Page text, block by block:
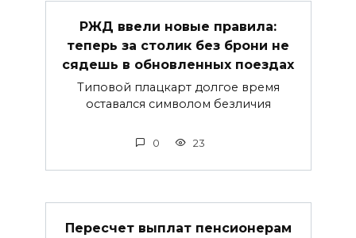
РЖД ввели новые правила:
теперь за столик без брони не
сядешь в обновленных поездах
Типовой плацкарт долгое время
оставался символом безличия
0 23
Пересчет выплат пенсионерам